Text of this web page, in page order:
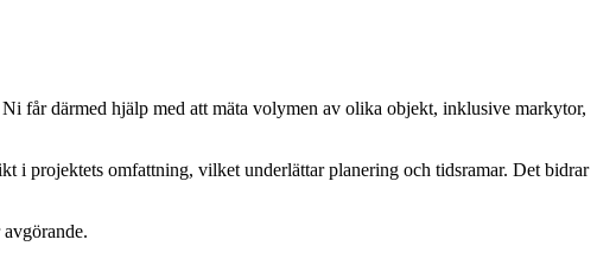
får därmed hjälp med att mäta volymen av olika objekt, inklusive markytor,
i projektets omfattning, vilket underlättar planering och tidsramar. Det bidrar